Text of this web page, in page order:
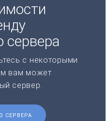
сервера
с некоторыми
вам может
сервер.
СЕРВЕРА